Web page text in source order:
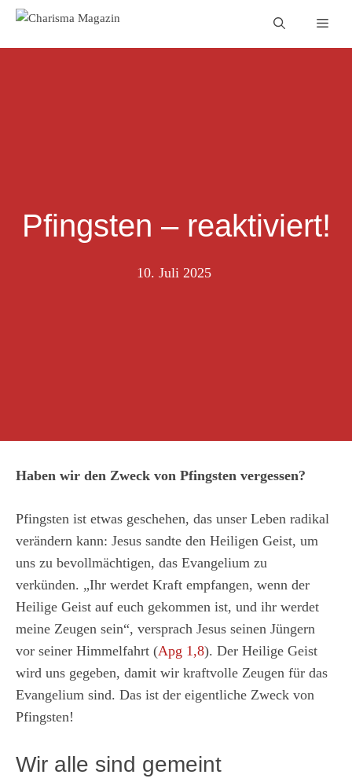
Zum
Pfingsten – reaktiviert!
10. Juli 2025
Haben wir den Zweck von Pfingsten vergessen?
Pfingsten ist etwas geschehen, das unser Leben radikal
verändern kann: Jesus sandte den Heiligen Geist, um
uns zu bevollmächtigen, das Evangelium zu
verkünden. „Ihr werdet Kraft empfangen, wenn der
Heilige Geist auf euch gekommen ist, und ihr werdet
meine Zeugen sein“, versprach Jesus seinen Jüngern
vor seiner Himmelfahrt (Apg 1,8). Der Heilige Geist
wird uns gegeben, damit wir kraftvolle Zeugen für das
Evangelium sind. Das ist der eigentliche Zweck von
Pfingsten!
Wir alle sind gemeint